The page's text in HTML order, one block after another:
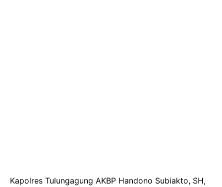
Kapolres Tulungagung AKBP Handono Subiakto, SH,